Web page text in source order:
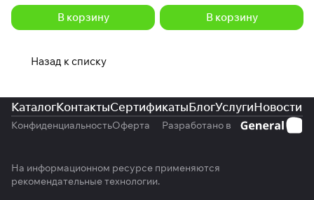
В корзину В корзину
Назад к списку
КаталогКонтактыСертификатыБлогУслугиНовости
КонфиденциальностьОферта Разработано в
На информационном ресурсе применяются
рекомендательные технологии.